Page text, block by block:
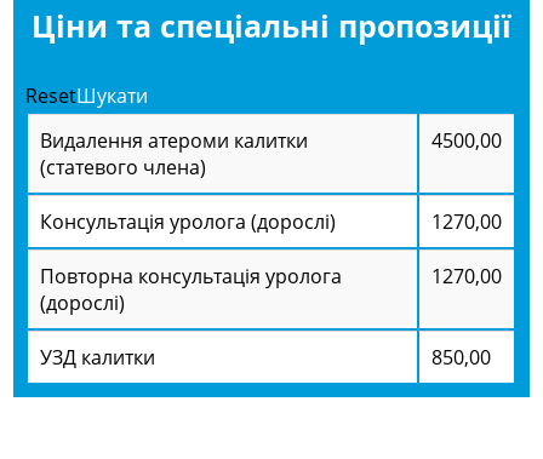
Ціни та спеціальні пропозиції
ResetШукати
Видалення атероми калитки
(статевого члена)
4500,00
Консультація уролога (дорослі) 1270,00
Повторна консультація уролога
(дорослі)
1270,00
УЗД калитки 850,00